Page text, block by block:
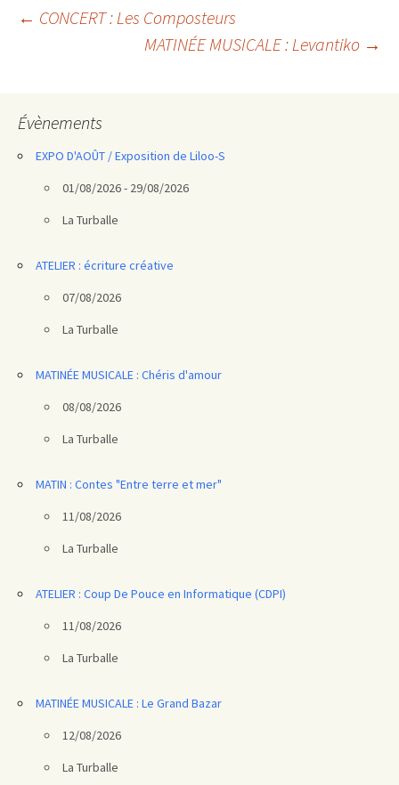
Navigation
← CONCERT : Les Composteurs
MATINÉE MUSICALE : Levantiko →
Évènements
EXPO D'AOÛT / Exposition de Liloo-S
01/08/2026 - 29/08/2026
La Turballe
ATELIER : écriture créative
07/08/2026
La Turballe
MATINÉE MUSICALE : Chéris d'amour
08/08/2026
La Turballe
MATIN : Contes "Entre terre et mer"
11/08/2026
La Turballe
ATELIER : Coup De Pouce en Informatique (CDPI)
11/08/2026
La Turballe
MATINÉE MUSICALE : Le Grand Bazar
12/08/2026
La Turballe